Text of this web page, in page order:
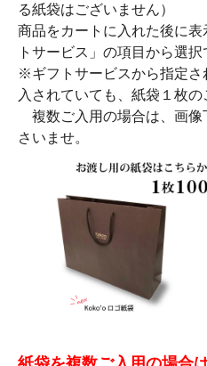
る紙袋はございません）
商品をカートに入れた後に
トサービス」の項目から選択
※ギフトサービスから指定さ
入されていても、紙袋１枚の
複数ご入用の場合は、画像
さいませ。